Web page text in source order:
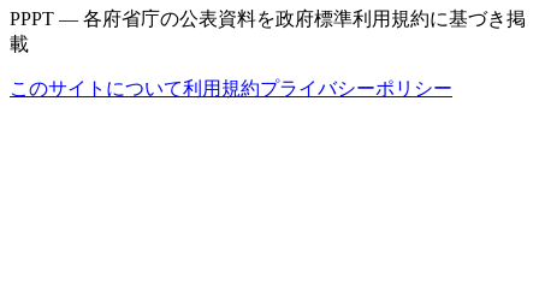
PPPT — 各府省庁の公表資料を政府標準利用規約に基づき掲
載
このサイトについて利用規約プライバシーポリシー